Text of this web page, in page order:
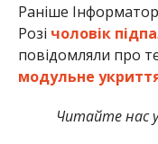
Раніше
Розі чоловік
повідомляли про
модульне
Читайте нас